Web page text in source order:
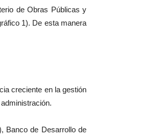
de Obras Públicas y
1). De esta manera
creciente en la gestión
Banco de Desarrollo de